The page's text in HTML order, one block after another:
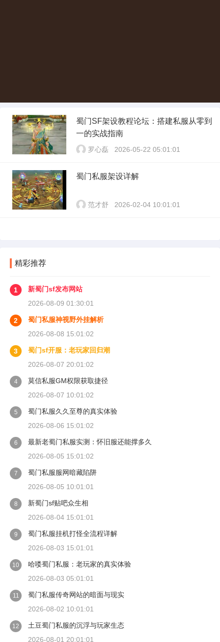
蜀门SF架设教程论坛：搭建私服从零到
一的实战指南
罗心磊 2026-05-22 05:01:01
蜀门私服架设详解
范才舒 2026-02-04 10:01:01
精彩推荐
1
新蜀门sf发布网站
2026-08-09 01:30:01
2
蜀门私服神视野外挂解析
2026-08-08 15:01:02
3
蜀门sf开服：老玩家回归潮
2026-08-07 20:01:02
4
莫信私服GM权限获取捷径
2026-08-07 10:01:02
5
蜀门私服久久至尊的真实体验
2026-08-06 15:01:02
6
最新老蜀门私服实测：怀旧服还能撑多久
2026-08-05 15:01:02
7
蜀门私服服网暗藏陷阱
2026-08-05 10:01:01
8
新蜀门sf贴吧众生相
2026-08-04 15:01:01
9
蜀门私服挂机打怪全流程详解
2026-08-03 15:01:01
10
哈喽蜀门私服：老玩家的真实体验
2026-08-03 05:01:01
11
蜀门私服传奇网站的暗面与现实
2026-08-02 10:01:01
12
土豆蜀门私服的沉浮与玩家生态
2026-08-01 20:01:01